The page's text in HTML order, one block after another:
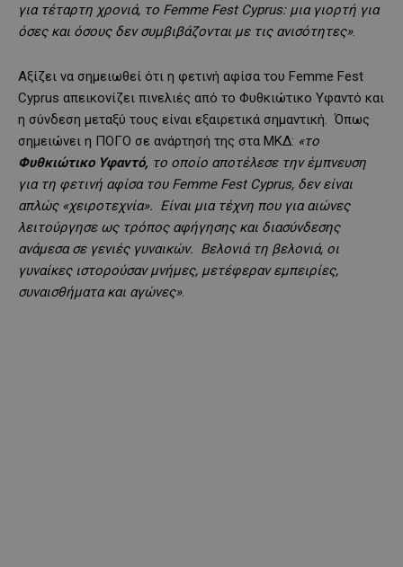
για τέταρτη χρονιά, το Femme Fest Cyprus: μια γιορτή για
όσες και όσους δεν συμβιβάζονται με τις ανισότητες».
Αξίζει να σημειωθεί ότι η φετινή αφίσα του Femme Fest
Cyprus απεικονίζει πινελιές από το Φυθκιώτικο Υφαντό και
η σύνδεση μεταξύ τους είναι εξαιρετικά σημαντική. Όπως
σημειώνει η ΠΟΓΟ σε ανάρτησή της στα ΜΚΔ: «το
Φυθκιώτικο Υφαντό, το οποίο αποτέλεσε την έμπνευση
για τη φετινή αφίσα του Femme Fest Cyprus, δεν είναι
απλώς «χειροτεχνία». Είναι μια τέχνη που για αιώνες
λειτούργησε ως τρόπος αφήγησης και διασύνδεσης
ανάμεσα σε γενιές γυναικών. Βελονιά τη βελονιά, οι
γυναίκες ιστορούσαν μνήμες, μετέφεραν εμπειρίες,
συναισθήματα και αγώνες».